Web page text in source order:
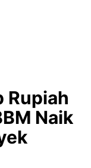
Rupiah
Naik